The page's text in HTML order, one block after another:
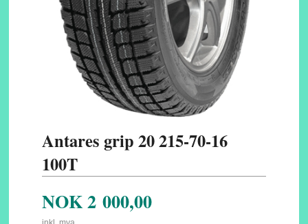
Antares grip 20 215-70-16
100T
NOK2 000,00